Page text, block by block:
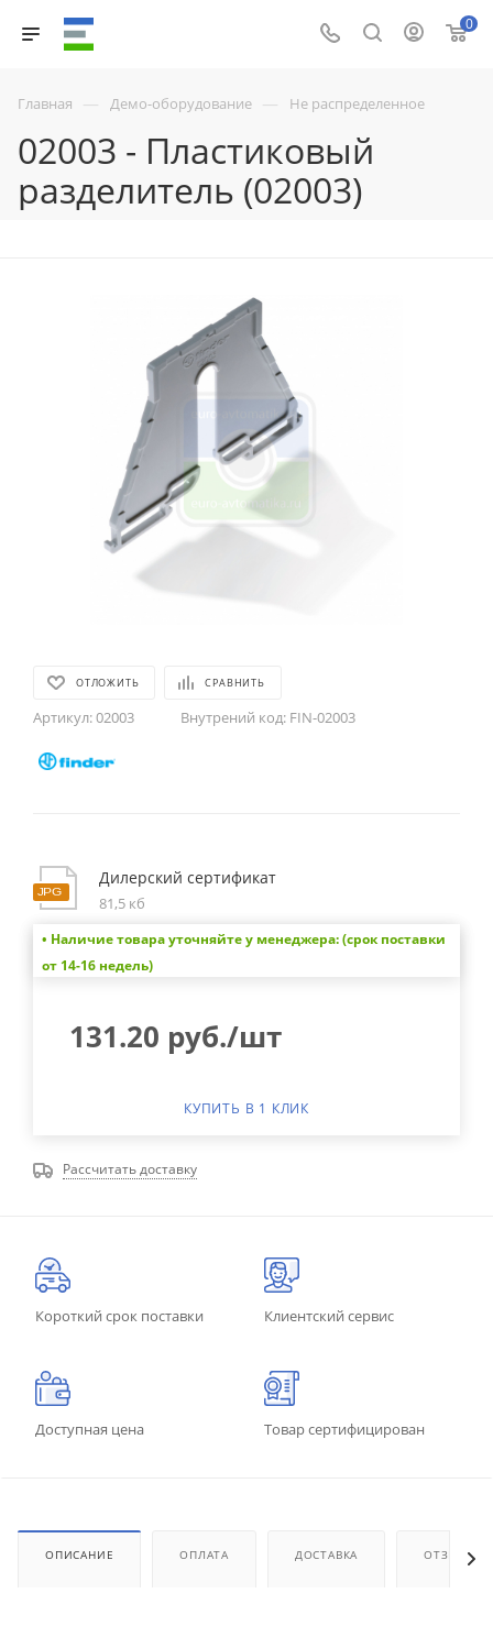
0
Главная — Демо-оборудование — Не распределенное
02003 - Пластиковый
разделитель (02003)
ОТЛОЖИТЬ СРАВНИТЬ
Артикул:02003 Внутрений код: FIN-02003
Дилерский сертификат
81,5 кб
• Наличие товара уточняйте у менеджера: (срок поставки
от 14-16 недель)
131.20 руб./шт
КУПИТЬ В 1 КЛИК
Рассчитать доставку
Короткий срок поставки Клиентский сервис
Доступная цена Товар сертифицирован
ОПИСАНИЕ ОПЛАТА ДОСТАВКА ОТЗЫВЫ